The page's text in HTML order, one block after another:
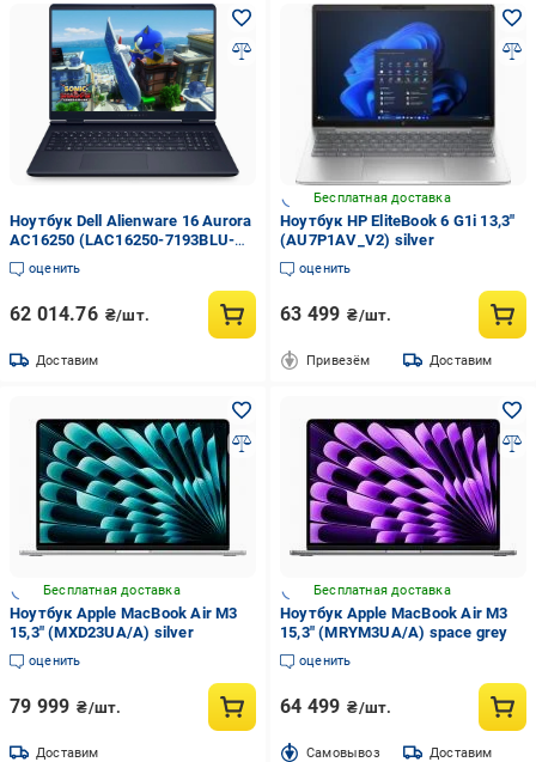
Ноутбук Dell Alienware 16 Aurora
AC16250 (LAC16250-7193BLU-
PUS)
оценить
62 014.76 ₴/шт.
Доставим
Бесплатная доставка
Ноутбук HP EliteBook 6 G1i 13,3"
(AU7P1AV_V2) silver
оценить
63 499 ₴/шт.
Привезём Доставим
Бесплатная доставка
Ноутбук Apple MacBook Air M3
15,3" (MXD23UA/A) silver
оценить
79 999 ₴/шт.
Доставим
Бесплатная доставка
Ноутбук Apple MacBook Air M3
15,3" (MRYM3UA/A) space grey
оценить
64 499 ₴/шт.
Cамовывоз Доставим